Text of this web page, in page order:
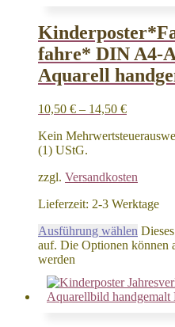
fahre* DIN A4-
Aquarell
10,50 € – 14,50 €
Kein
(1) UStG.
zzgl. Versandkosten
Lieferzeit: 2-3 Werktage
Ausführung wählen
auf. Die Optionen können
werden